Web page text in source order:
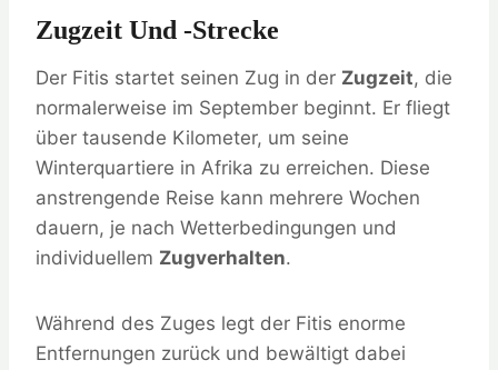
Zugzeit Und -strecke
Der Fitis startet seinen Zug in der Zugzeit, die
normalerweise im September beginnt. Er fliegt
über tausende Kilometer, um seine
Winterquartiere in Afrika zu erreichen. Diese
anstrengende Reise kann mehrere Wochen
dauern, je nach Wetterbedingungen und
individuellem Zugverhalten.
Während des Zuges legt der Fitis enorme
Entfernungen zurück und bewältigt dabei